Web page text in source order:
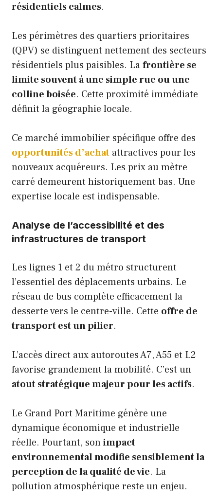
résidentiels calmes.
Les périmètres des quartiers prioritaires
(QPV) se distinguent nettement des secteurs
résidentiels plus paisibles. Lafrontière se
limite souvent à une simple rue ou une
colline boisée. Cette proximité immédiate
définit la géographie locale.
Ce marché immobilier spécifique offre des
opportunités d’achat attractives pour les
nouveaux acquéreurs. Les prix au mètre
carré demeurent historiquement bas. Une
expertise locale est indispensable.
Analyse de l’accessibilité et des
infrastructures de transport
Les lignes 1 et 2 du métro structurent
l’essentiel des déplacements urbains. Le
réseau de bus complète efficacement la
desserte vers le centre-ville. Cette offre de
transport est un pilier.
L’accès direct aux autoroutes A7, A55 et L2
favorise grandement la mobilité. C’est un
atout stratégique majeur pour les actifs.
Le Grand Port Maritime génère une
dynamique économique et industrielle
réelle. Pourtant, sonimpact
environnemental modifie sensiblement la
perception de la qualité de vie. La
pollution atmosphérique reste un enjeu.